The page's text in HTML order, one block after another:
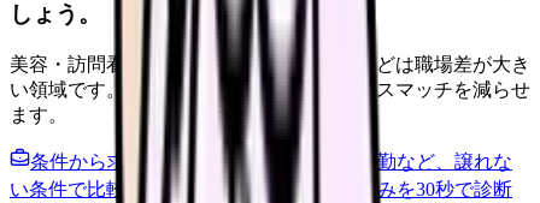
しょう。
美容・訪問看護・クリニック・夜勤なしなどは職場差が大き
い領域です。希望条件を先に整理するとミスマッチを減らせ
ます。
条件から求人を見る
夜勤回数・残業・通勤など、譲れな
い条件で比較できます。 進む
職場の悩みを30秒で診断